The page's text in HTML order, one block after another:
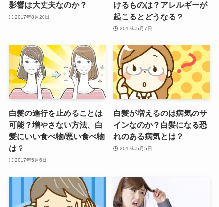
影響は大丈夫なのか？
2017年8月20日
けるものは？アレルギーが
起こるとどうなる？
2017年5月7日
白髪の進行を止めることは
可能？増やさない方法、白
髪にいい食べ物/悪い食べ物
は？
2017年5月6日
白髪が増えるのは病気のサ
インなのか？白髪になる恐
れのある病気とは？
2017年5月5日